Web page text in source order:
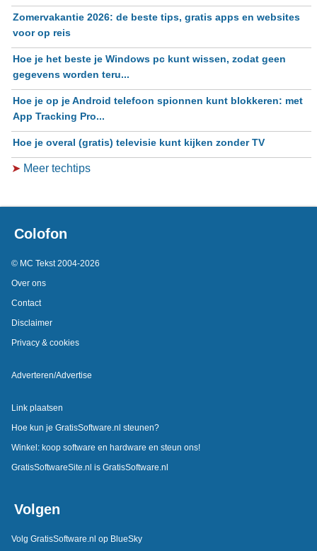
Zomervakantie 2026: de beste tips, gratis apps en websites
voor op reis
Hoe je het beste je Windows pc kunt wissen, zodat geen
gegevens worden teru...
Hoe je op je Android telefoon spionnen kunt blokkeren: met
App Tracking Pro...
Hoe je overal (gratis) televisie kunt kijken zonder TV
➤ Meer techtips
Colofon
© MC Tekst 2004-2026
Over ons
Contact
Disclaimer
Privacy & cookies
Adverteren/Advertise
Link plaatsen
Hoe kun je GratisSoftware.nl steunen?
Winkel: koop software en hardware en steun ons!
GratisSoftwareSite.nl is GratisSoftware.nl
Volgen
Volg GratisSoftware.nl op BlueSky